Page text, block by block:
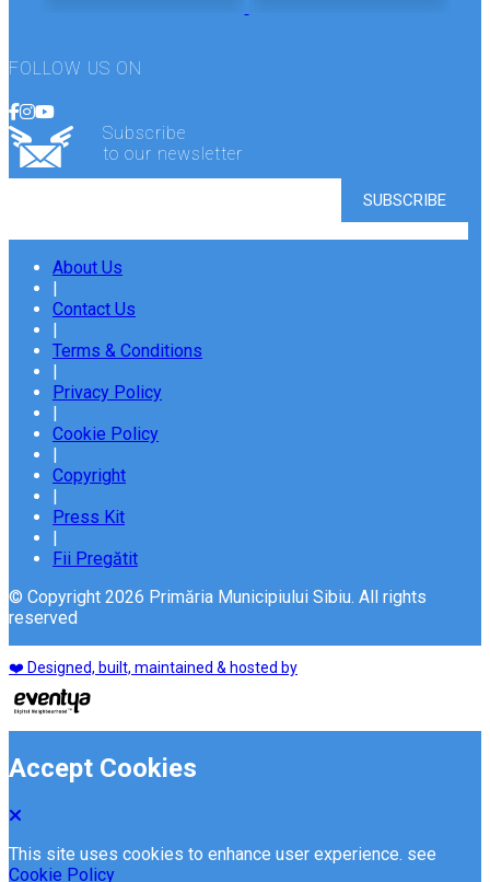
FOLLOW US ON
Subscribe
to our newsletter
About Us
Contact Us
Terms & Conditions
Privacy Policy
Cookie Policy
Copyright
Press Kit
Fii Pregătit
© Copyright 2026 Primăria Municipiului Sibiu. All rights
reserved
❤️ Designed, built, maintained & hosted by
Accept Cookies
This site uses cookies to enhance user experience. see
Cookie Policy